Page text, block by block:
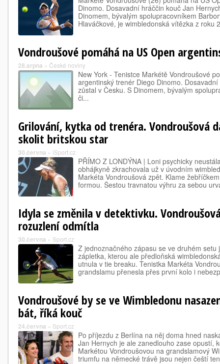
Dinomo. Dosavadní hráččin kouč Jan
Dinomem, bývalým spolupracovníkem
Hlaváčkové, je wimbledonská vítězka z roku
Vondroušové pomáhá na US Open
28.srpna » České noviny
New York - Tenistce Markétě Vondroušové
argentinský trenér Diego Dinomo.
zůstal v Česku. S Dinomem, bývalým
či...
Grilování, kytka od trenéra. Vondroušová
skolit britskou star
30.června » iSport.cz
PŘÍMO Z LONDÝNA | Loni psychicky
obhájkyně zkrachovala už v úvodním
Markéta Vondroušová zpět. Klame
formou. Šestou travnatou výhru za sebou
Idyla se změnila v detektivku.
rozuzlení odmítla
30.června » Sport.cz
Z jednoznačného zápasu se ve druhém
zápletka, kterou ale předloňská
utnula v tie breaku. Tenistka Markéta
grandslamu přenesla přes první kolo i
Vondroušové by se ve Wimbledonu
bát, říká kouč
24.června » Sport.cz
Po příjezdu z Berlína na něj doma hned
Jan Hernych je ale zanedlouho zase opustí,
Markétou Vondroušovou na grandslamový
triumfu na německé trávě jsou nejen čeští